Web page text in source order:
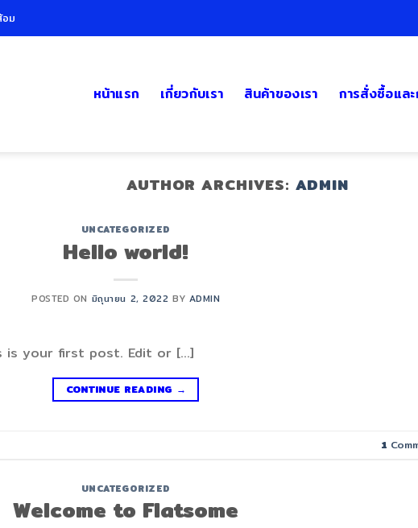
อม
หน้าแรก เกี่ยวกับเรา สินค้าของเรา การสั่งซื้อแล
AUTHOR ARCHIVES: ADMIN
UNCATEGORIZED
Hello world!
POSTED ON มิถุนายน 2, 2022 BY ADMIN
is your first post. Edit or […]
CONTINUE READING →
1
UNCATEGORIZED
Welcome to Flatsome